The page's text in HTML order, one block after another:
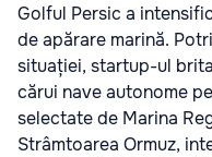
Golful Persic a
de apărare marină.
situației, startup-ul
cărui nave autonome
selectate de Marina
Strâmtoarea Ormuz,